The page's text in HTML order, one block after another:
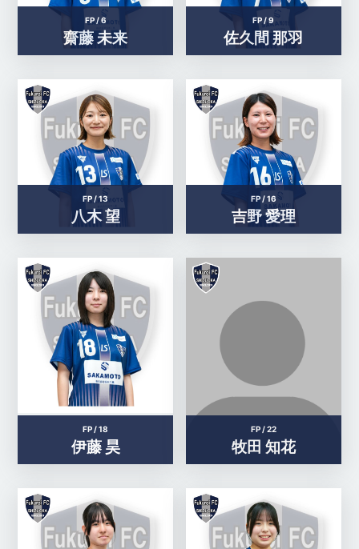
FP /6
齋藤 未来
FP /9
佐久間 那羽
FP /13
八木 望
FP /16
吉野 愛理
FP /18
伊藤 昊
FP /22
牧田 知花